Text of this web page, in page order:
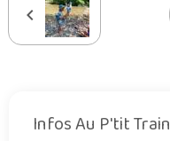
Infos Au P'tit Train